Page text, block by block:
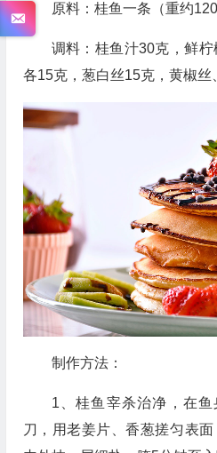
原料：桂鱼一条（重约
调料：桂鱼汁30克，鲜
各15克，葱白丝15克，黄椒丝
制作方法：
1、桂鱼宰杀治净，在
刀，用老姜片、香葱搓匀表